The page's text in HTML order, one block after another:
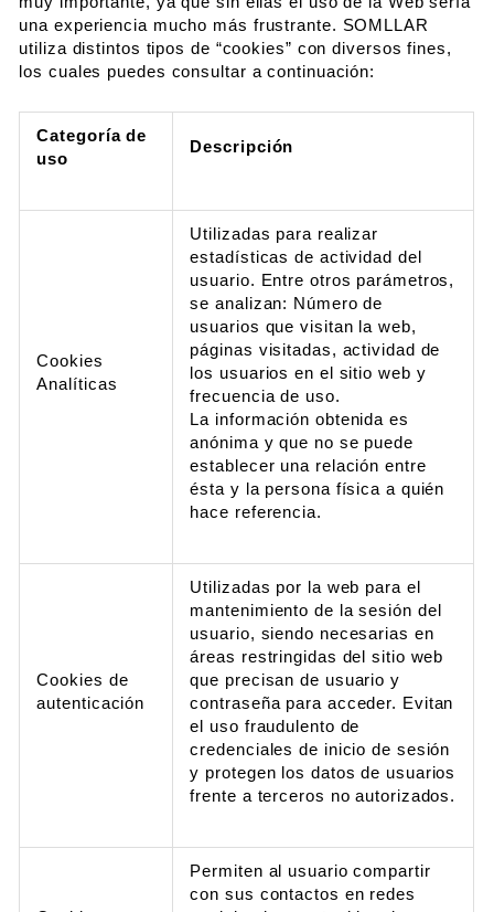
una experiencia mucho más frustrante. SOMLLAR
utiliza distintos tipos de “cookies” con diversos fines,
los cuales puedes consultar a continuación:
Categoría de
uso
Descripción
Cookies
Analíticas
Utilizadas para realizar
estadísticas de actividad del
usuario. Entre otros parámetros,
se analizan: Número de
usuarios que visitan la web,
páginas visitadas, actividad de
los usuarios en el sitio web y
frecuencia de uso.
La información obtenida es
anónima y que no se puede
establecer una relación entre
ésta y la persona física a quién
hace referencia.
Cookies de
autenticación
Utilizadas por la web para el
mantenimiento de la sesión del
usuario, siendo necesarias en
áreas restringidas del sitio web
que precisan de usuario y
contraseña para acceder. Evitan
el uso fraudulento de
credenciales de inicio de sesión
y protegen los datos de usuarios
frente a terceros no autorizados.
Permiten al usuario compartir
con sus contactos en redes